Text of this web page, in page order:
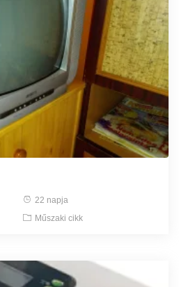
22 napja
Műszaki cikk